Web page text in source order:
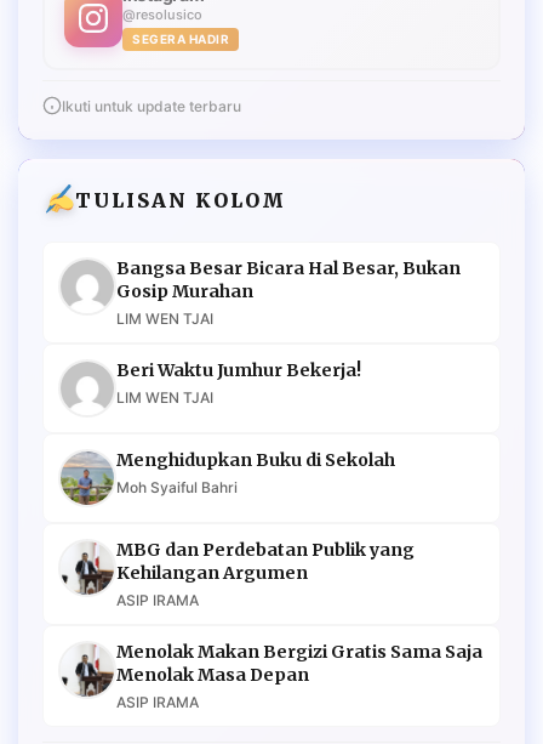
@resolusico
SEGERA HADIR
Ikuti untuk update terbaru
TULISAN KOLOM
Bangsa Besar Bicara Hal Besar, Bukan
Gosip Murahan
LIM WEN TJAI
Beri Waktu Jumhur Bekerja!
LIM WEN TJAI
Menghidupkan Buku di Sekolah
Moh Syaiful Bahri
MBG dan Perdebatan Publik yang
Kehilangan Argumen
ASIP IRAMA
Menolak Makan Bergizi Gratis Sama Saja
Menolak Masa Depan
ASIP IRAMA